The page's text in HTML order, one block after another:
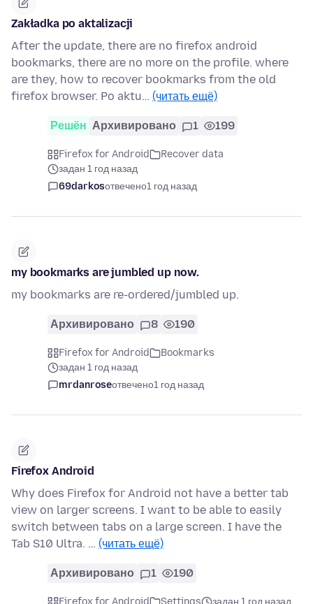
Zakładka po aktalizacji
After the update, there are no firefox android
bookmarks, there are no more on the profile. where
are they, how to recover bookmarks from the old
firefox browser. Po aktu… (читать ещё)
Решён Архивировано 1 199
Firefox for Android
Recover data
задан 1 год назад
69darkosотвечено1 год назад
my bookmarks are jumbled up now.
my bookmarks are re-ordered/jumbled up.
Архивировано 8 190
Firefox for Android
Bookmarks
задан 1 год назад
mrdanroseотвечено1 год назад
Firefox Android
Why does Firefox for Android not have a better tab
view on larger screens. I want to be able to easily
switch between tabs on a large screen. I have the
Tab S10 Ultra. … (читать ещё)
Архивировано 1 190